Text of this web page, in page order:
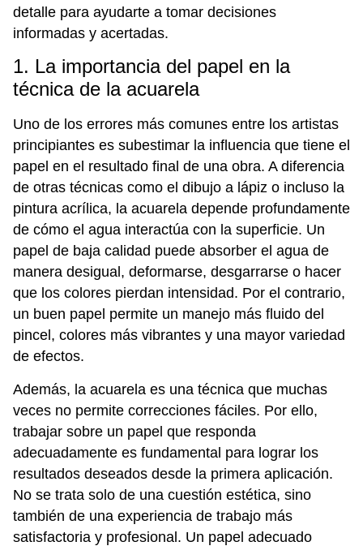
detalle para ayudarte a tomar decisiones
informadas y acertadas.
1. La importancia del papel en la
técnica de la acuarela
Uno de los errores más comunes entre los artistas
principiantes es subestimar la influencia que tiene el
papel en el resultado final de una obra. A diferencia
de otras técnicas como el dibujo a lápiz o incluso la
pintura acrílica, la acuarela depende profundamente
de cómo el agua interactúa con la superficie. Un
papel de baja calidad puede absorber el agua de
manera desigual, deformarse, desgarrarse o hacer
que los colores pierdan intensidad. Por el contrario,
un buen papel permite un manejo más fluido del
pincel, colores más vibrantes y una mayor variedad
de efectos.
Además, la acuarela es una técnica que muchas
veces no permite correcciones fáciles. Por ello,
trabajar sobre un papel que responda
adecuadamente es fundamental para lograr los
resultados deseados desde la primera aplicación.
No se trata solo de una cuestión estética, sino
también de una experiencia de trabajo más
satisfactoria y profesional. Un papel adecuado